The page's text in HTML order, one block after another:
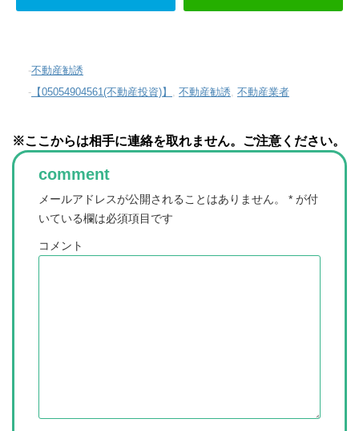
-不動産勧誘
- 【05054904561(不動産投資)】 不動産勧誘 不動産業者
※ここからは相手に連絡を取れません。ご注意ください。
comment
メールアドレスが公開されることはありません。 * が付
いている欄は必須項目です
コメント